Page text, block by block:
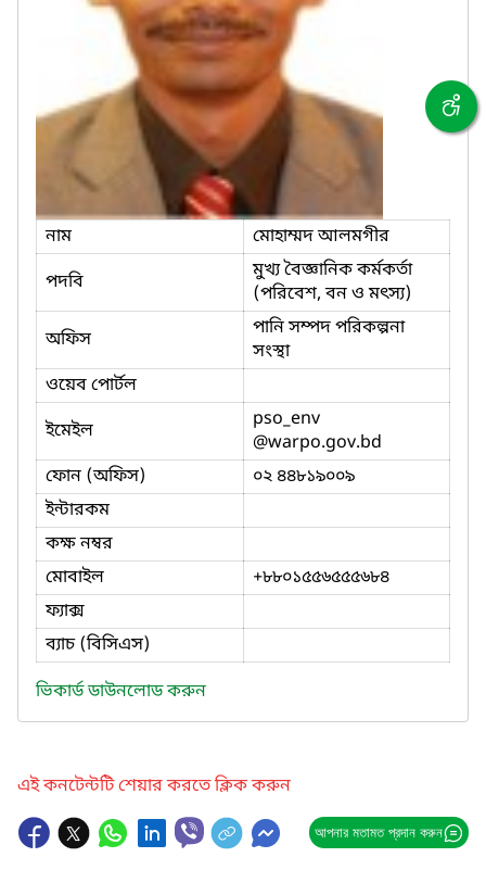
নাম
মোহাম্মদ আলমগীর
পদবি
মুখ্য বৈজ্ঞানিক কর্মকর্তা
(পরিবেশ, বন ও মৎস্য)
অফিস
পানি সম্পদ পরিকল্পনা
সংস্থা
ওয়েব পোর্টল
ইমেইল
pso_env
@warpo.gov.bd
ফোন (অফিস)
০২ ৪৪৮১৯০০৯
ইন্টারকম
কক্ষ নম্বর
মোবাইল
+৮৮০১৫৫৬৫৫৫৬৮৪
ফ্যাক্স
ব্যাচ (বিসিএস)
ভিকার্ড ডাউনলোড করুন
এই কনটেন্টটি শেয়ার করতে ক্লিক করুন
আপনার মতামত প্রদান করুন